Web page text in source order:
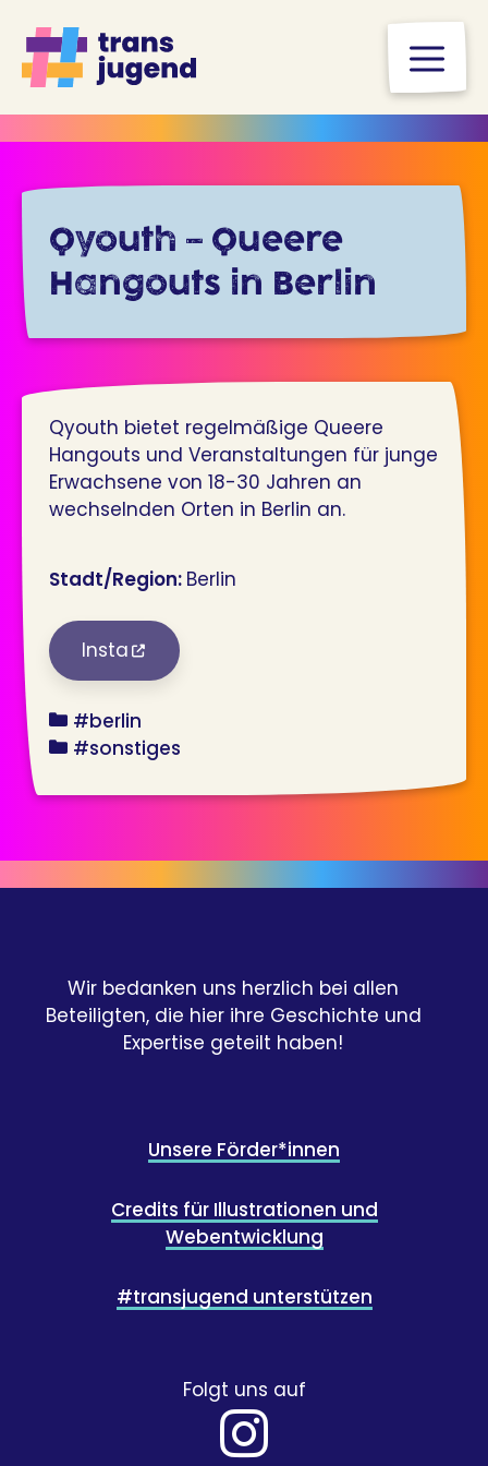
Inhalt
springen
Qyouth – Queere
Hangouts in Berlin
Qyouth bietet regelmäßige Queere
Hangouts und Veranstaltungen für junge
Erwachsene von 18-30 Jahren an
wechselnden Orten in Berlin an.
Stadt/Region: Berlin
Insta
bundesland
#berlin
angebot
#sonstiges
Wir bedanken uns herzlich bei allen
Beteiligten, die hier ihre Geschichte und
Expertise geteilt haben!
Unsere Förder*innen
Credits für Illustrationen und
Webentwicklung
#transjugend unterstützen
Folgt uns auf